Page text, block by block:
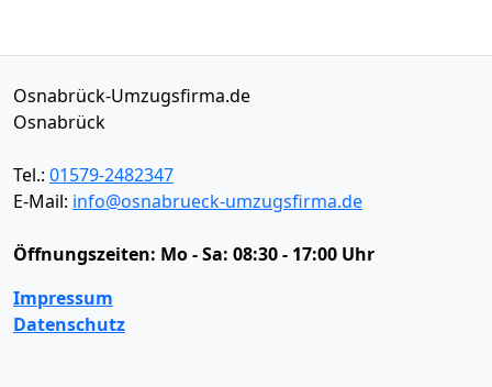
Osnabrück-Umzugsfirma.de
Osnabrück
Tel.: 01579-2482347
E-Mail: info@osnabrueck-umzugsfirma.de
Öffnungszeiten: Mo - Sa: 08:30 - 17:00 Uhr
Impressum
Datenschutz